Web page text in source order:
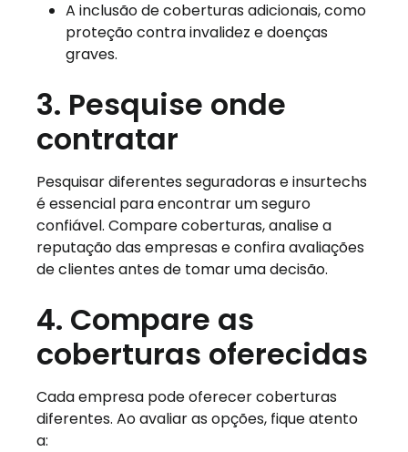
A inclusão de coberturas adicionais, como
proteção contra invalidez e doenças
graves.
3. Pesquise onde
contratar
Pesquisar diferentes seguradoras e insurtechs
é essencial para encontrar um seguro
confiável. Compare coberturas, analise a
reputação das empresas e confira avaliações
de clientes antes de tomar uma decisão.
4. Compare as
coberturas oferecidas
Cada empresa pode oferecer coberturas
diferentes. Ao avaliar as opções, fique atento
a: